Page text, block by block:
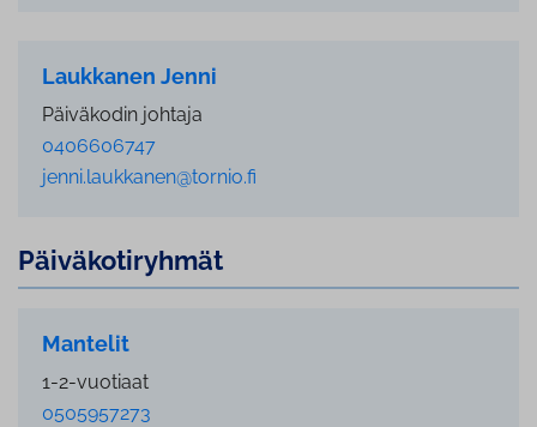
Laukkanen Jenni
Päiväkodin johtaja
0406606747
jenni.laukkanen@tornio.fi
Päi­vä­ko­ti­ryh­mät
Mantelit
1-2-vuotiaat
0505957273